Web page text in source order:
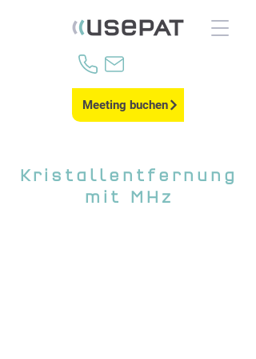
Meeting buchen
Kristallentfernung
mit MHz